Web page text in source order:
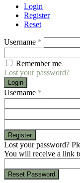
Login
Register
Reset
Username *
Remember me
Lost your password?
Login
Username *
Register
Lost your password?
You will receive a link
Reset Password